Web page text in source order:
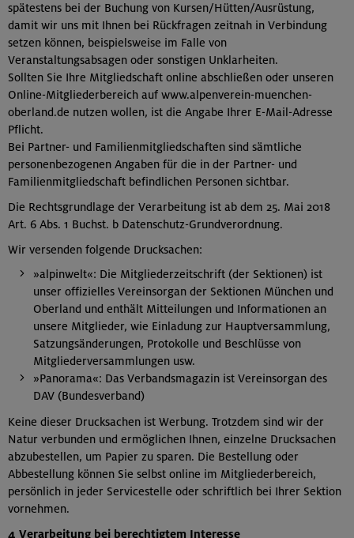
spätestens bei der Buchung von Kursen/Hütten/Ausrüstung,
damit wir uns mit Ihnen bei Rückfragen zeitnah in Verbindung
setzen können, beispielsweise im Falle von
Veranstaltungsabsagen oder sonstigen Unklarheiten.
Sollten Sie Ihre Mitgliedschaft online abschließen oder unseren
Online-Mitgliederbereich auf www.alpenverein-muenchen-
oberland.de nutzen wollen, ist die Angabe Ihrer E-Mail-Adresse
Pflicht.
Bei Partner- und Familienmitgliedschaften sind sämtliche
personenbezogenen Angaben für die in der Partner- und
Familienmitgliedschaft befindlichen Personen sichtbar.
Die Rechtsgrundlage der Verarbeitung ist ab dem 25. Mai 2018
Art. 6 Abs. 1 Buchst. b Datenschutz-Grundverordnung.
Wir versenden folgende Drucksachen:
»alpinwelt«: Die Mitgliederzeitschrift (der Sektionen) ist
unser offizielles Vereinsorgan der Sektionen München und
Oberland und enthält Mitteilungen und Informationen an
unsere Mitglieder, wie Einladung zur Hauptversammlung,
Satzungsänderungen, Protokolle und Beschlüsse von
Mitgliederversammlungen usw.
»Panorama«: Das Verbandsmagazin ist Vereinsorgan des
DAV (Bundesverband)
Keine dieser Drucksachen ist Werbung. Trotzdem sind wir der
Natur verbunden und ermöglichen Ihnen, einzelne Drucksachen
abzubestellen, um Papier zu sparen. Die Bestellung oder
Abbestellung können Sie selbst online im Mitgliederbereich,
persönlich in jeder Servicestelle oder schriftlich bei Ihrer Sektion
vornehmen.
4 Verarbeitung bei berechtigtem Interesse